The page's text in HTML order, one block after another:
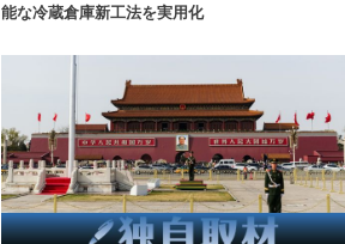
能な冷蔵倉庫新工法を実用化